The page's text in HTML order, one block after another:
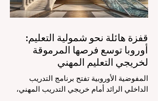
قفزة هائلة نحو شمولية التعليم:
أوروبا توسع فرصها المرموقة
لخريجي التعليم المهني
المفوضية الأوروبية تفتح برنامج التدريب
الداخلي الرائد أمام خريجي التدريب المهني،